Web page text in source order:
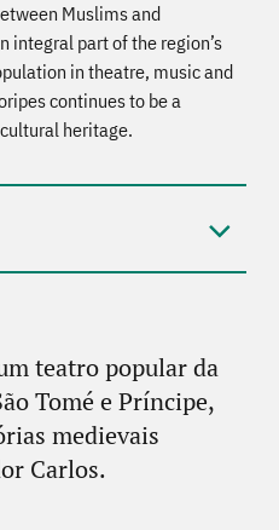
Muslims and
integral part of the region’s
in theatre, music and
continues to be a
heritage.
teatro popular da
Tomé e Príncipe,
medievais
Carlos.